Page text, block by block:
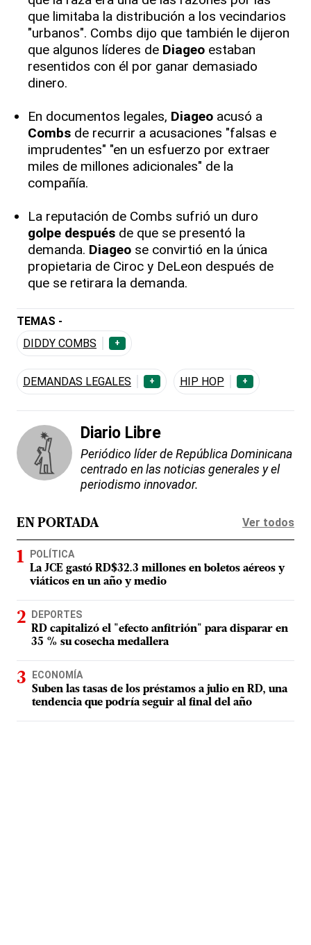
que limitaba la distribución a los vecindarios
"urbanos". Combs dijo que también le dijeron
que algunos líderes de Diageo estaban
resentidos con él por ganar demasiado
dinero.
En documentos legales, Diageo acusó a
Combs de recurrir a acusaciones "falsas e
imprudentes" "en un esfuerzo por extraer
miles de millones adicionales" de la
compañía.
La reputación de Combs sufrió un duro
golpe después de que se presentó la
demanda. Diageo se convirtió en la única
propietaria de Ciroc y DeLeon después de
que se retirara la demanda.
TEMAS -
DIDDY COMBS
+
DEMANDAS LEGALES + HIP HOP +
Diario Libre
Periódico líder de República Dominicana
centrado en las noticias generales y el
periodismo innovador.
EN PORTADA Ver todos
POLÍTICA
La JCE gastó RD$32.3 millones en boletos aéreos y
viáticos en un año y medio
DEPORTES
RD capitalizó el "efecto anfitrión" para disparar en
35 % su cosecha medallera
ECONOMÍA
Suben las tasas de los préstamos a julio en RD, una
tendencia que podría seguir al final del año